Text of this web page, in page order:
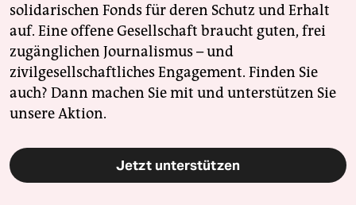
solidarischen Fonds für deren Schutz und Erhalt
auf. Eine offene Gesellschaft braucht guten, frei
zugänglichen Journalismus – und
zivilgesellschaftliches Engagement. Finden Sie
auch? Dann machen Sie mit und unterstützen Sie
unsere Aktion.
Jetzt unterstützen